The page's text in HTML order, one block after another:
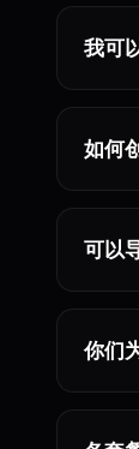
我可
如何
可以
你们